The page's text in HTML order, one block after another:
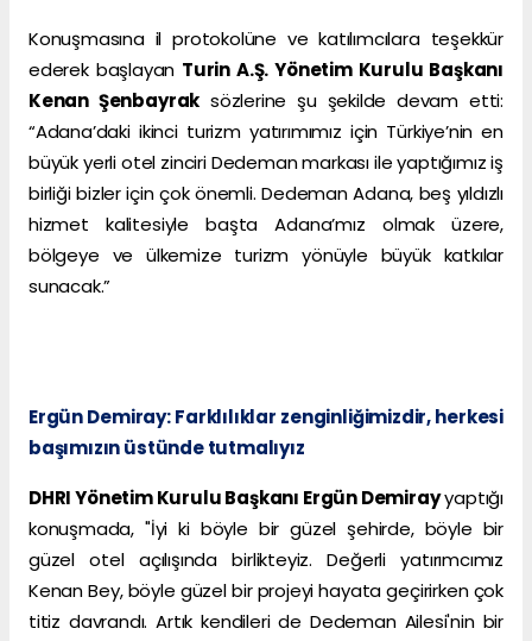
Konuşmasına il protokolüne ve katılımcılara teşekkür
ederek başlayan Turin A.Ş. Yönetim Kurulu Başkanı
Kenan Şenbayrak sözlerine şu şekilde devam etti:
“Adana’daki ikinci turizm yatırımımız için Türkiye’nin en
büyük yerli otel zinciri Dedeman markası ile yaptığımız iş
birliği bizler için çok önemli. Dedeman Adana, beş yıldızlı
hizmet kalitesiyle başta Adana’mız olmak üzere,
bölgeye ve ülkemize turizm yönüyle büyük katkılar
sunacak.”
Ergün Demiray: Farklılıklar zenginliğimizdir, herkesi
başımızın üstünde tutmalıyız
DHRI Yönetim Kurulu Başkanı Ergün Demirayyaptığı
konuşmada, "İyi ki böyle bir güzel şehirde, böyle bir
güzel otel açılışında birlikteyiz. Değerli yatırımcımız
Kenan Bey, böyle güzel bir projeyi hayata geçirirken çok
titiz davrandı. Artık kendileri de Dedeman Ailesi'nin bir